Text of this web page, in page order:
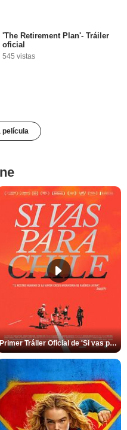
'The Retirement Plan'- Tráiler
oficial
545 vistas
película
Primer Tráiler Oficial de 'Si vas para Chile'